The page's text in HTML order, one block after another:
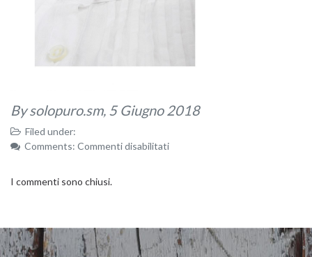
By solopuro.sm, 5 Giugno 2018
Filed under:
Comments: Commenti disabilitatisu
I commenti sono chiusi.